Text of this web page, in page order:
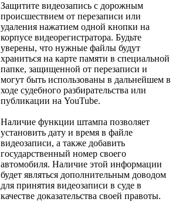
Защитите видеозапись с дорожным
происшествием от перезаписи или
удаления нажатием одной кнопки на
корпусе видеорегистратора. Будьте
уверены, что нужные файлы будут
храниться на карте памяти в специальной
папке, защищенной от перезаписи и
могут быть использованы в дальнейшем в
ходе судебного разбирательства или
публикации на YouTube.
Наличие функции штампа позволяет
установить дату и время в файле
видеозаписи, а также добавить
государственный номер своего
автомобиля. Наличие этой информации
будет являться дополнительным доводом
для принятия видеозаписи в суде в
качестве доказательства своей правоты.